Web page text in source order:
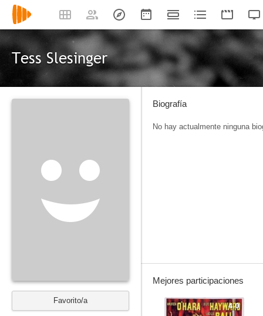
Tess Slesinger
Favorito/a
Biografía
No hay actualmente ninguna
Mejores participaciones
4.0